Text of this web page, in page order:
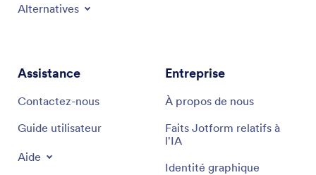
Alternatives
Assistance
Contactez-nous
Guide utilisateur
Aide
Entreprise
À propos de nous
Faits Jotform relatifs à
l'IA
Identité graphique